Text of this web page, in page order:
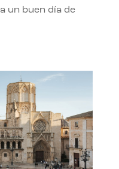
un buen día de